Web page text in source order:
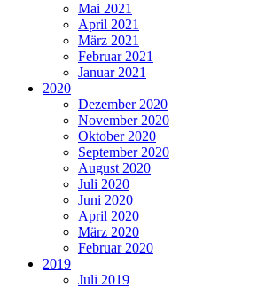
Mai 2021
April 2021
März 2021
Februar 2021
Januar 2021
2020
Dezember 2020
November 2020
Oktober 2020
September 2020
August 2020
Juli 2020
Juni 2020
April 2020
März 2020
Februar 2020
2019
Juli 2019